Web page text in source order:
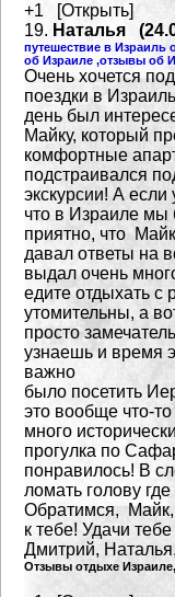
+1 [Открыть]
19. Наталья
путешествие в Израиль
об Израиле ,отзывы об
Очень хочется
поездки в
день был
Майку, который
комфортные
подстраивался
экскурсии! А если
что в Израиле
приятно, что
давал ответы на
выдал очень
едите отдыхать с
утомительны, а
просто
узнаешь и время
важно
было посетить
это вообще что-
много
прогулка по
понравилось! В
ломать голову
Обратимся, Майк,
к тебе! Удачи
Дмитрий,
Отзывы отдыхе